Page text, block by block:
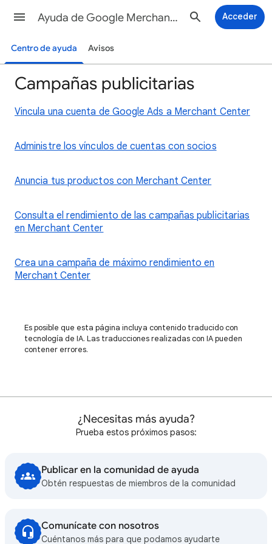
Ayuda de Google Merchant Center Acceder
Centro de ayuda Avisos
Campañas publicitarias
Vincula una cuenta de Google Ads a Merchant Center
Administre los vínculos de cuentas con socios
Anuncia tus productos con Merchant Center
Consulta el rendimiento de las campañas publicitarias
en Merchant Center
Crea una campaña de máximo rendimiento en
Merchant Center
Es posible que esta página incluya contenido traducido con
tecnología de IA. Las traducciones realizadas con IA pueden
contener errores.
¿Necesitas más ayuda?
Prueba estos próximos pasos:
Publicar en la comunidad de ayuda
Obtén respuestas de miembros de la comunidad
Comunícate con nosotros
Cuéntanos más para que podamos ayudarte